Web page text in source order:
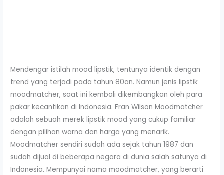
Mendengar istilah mood lipstik, tentunya identik dengan
trend yang terjadi pada tahun 80an. Namun jenis lipstik
moodmatcher, saat ini kembali dikembangkan oleh para
pakar kecantikan di Indonesia. Fran Wilson Moodmatcher
adalah sebuah merek lipstik mood yang cukup familiar
dengan pilihan warna dan harga yang menarik.
Moodmatcher sendiri sudah ada sejak tahun 1987 dan
sudah dijual di beberapa negara di dunia salah satunya di
Indonesia. Mempunyai nama moodmatcher, yang berarti